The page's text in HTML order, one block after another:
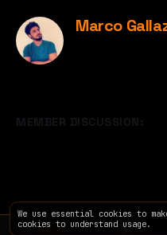
SITE
Marco
MEMBER DISCUSSION:
We use essential cookies to
cookies to understand usage.